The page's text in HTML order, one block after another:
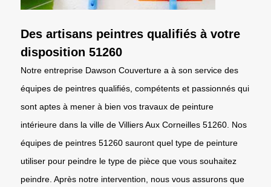
Des artisans peintres qualifiés à votre
disposition 51260
Notre entreprise Dawson Couverture a à son service des
équipes de peintres qualifiés, compétents et passionnés qui
sont aptes à mener à bien vos travaux de peinture
intérieure dans la ville de Villiers Aux Corneilles 51260. Nos
équipes de peintres 51260 sauront quel type de peinture
utiliser pour peindre le type de pièce que vous souhaitez
peindre. Après notre intervention, nous vous assurons que